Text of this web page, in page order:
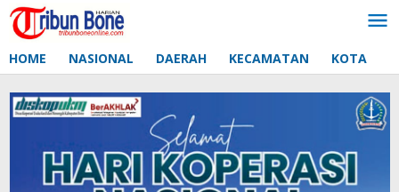
Lewati
ke
HOME NASIONAL DAERAH KECAMATAN KOTA